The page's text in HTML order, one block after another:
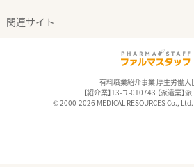
関連サイト
有料職業紹介事業 厚生労働大
【紹介業】13-ユ-010743 【派遣業】
© 2000-2026 MEDICAL RESOURCES Co.,